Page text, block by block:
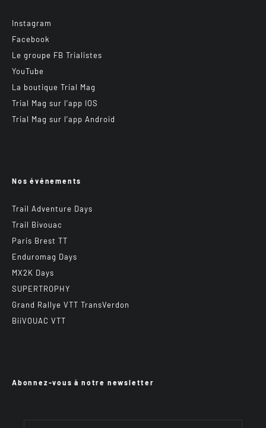
Instagram
Facebook
Le groupe FB Trialistes
YouTube
La boutique Trial Mag
Trial Mag sur l’app IOS
Trial Mag sur l’app Android
Nos événements
Trail Adventure Days
Trail Bivouac
Paris Brest TT
Enduromag Days
MX2K Days
SUPERTROPHY
Grand Rallye VTT TransVerdon
BiiVOUAC VTT
Abonnez-vous à notre newsletter